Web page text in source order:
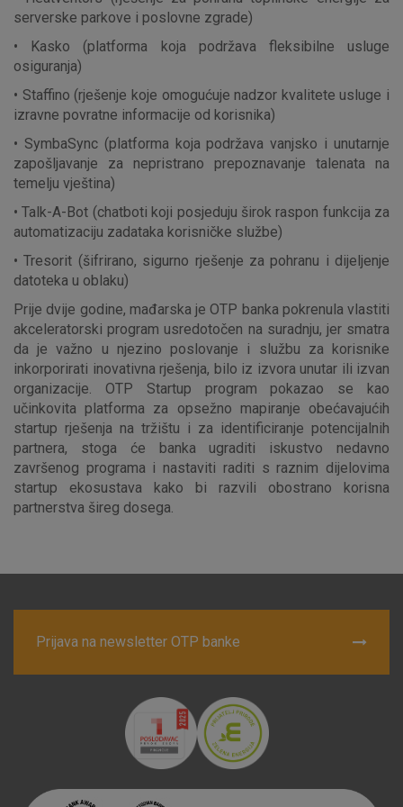
serverske parkove i poslovne zgrade)
• Kasko (platforma koja podržava fleksibilne usluge
osiguranja)
• Staffino (rješenje koje omogućuje nadzor kvalitete usluge i
izravne povratne informacije od korisnika)
• SymbaSync (platforma koja podržava vanjsko i unutarnje
zapošljavanje za nepristrano prepoznavanje talenata na
temelju vještina)
• Talk-A-Bot (chatboti koji posjeduju širok raspon funkcija za
automatizaciju zadataka korisničke službe)
• Tresorit (šifrirano, sigurno rješenje za pohranu i dijeljenje
datoteka u oblaku)
Prije dvije godine, mađarska je OTP banka pokrenula vlastiti
akceleratorski program usredotočen na suradnju, jer smatra
da je važno u njezino poslovanje i službu za korisnike
inkorporirati inovativna rješenja, bilo iz izvora unutar ili izvan
organizacije. OTP Startup program pokazao se kao
učinkovita platforma za opsežno mapiranje obećavajućih
startup rješenja na tržištu i za identificiranje potencijalnih
partnera, stoga će banka ugraditi iskustvo nedavno
završenog programa i nastaviti raditi s raznim dijelovima
startup ekosustava kako bi razvili obostrano korisna
partnerstva šireg dosega.
Prijava na newsletter OTP banke
Nužni (tehnički) kolačići - uvijek aktivni
Ovi kolačići nužni su za funkcioniranje internetske stranice i
ne mogu se isključiti u našim sustavima. Uobičajeno se
postavljaju kao odgovor na vaše radnje koje uključuju zahtjev
za uslugama, kao što su postavke kolačića. Svoj preglednik
možete postaviti da blokira te kolačiće ili pošalje upozorenje
o njima, ali u tom slučaju neki dijelovi stranice neće raditi. Ti
kolačići ne pohranjuju nikakve informacije koje bi vas mogle
identificirati.
Detaljnije informacije o kolačićima